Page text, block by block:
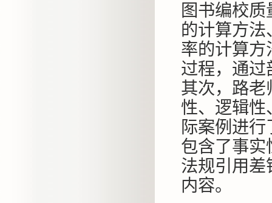
图书编校
的计算方
率的计算方
过程，通过
其次，路老
性、逻辑性
际案例进
包含了事实
法规引用差
内容。